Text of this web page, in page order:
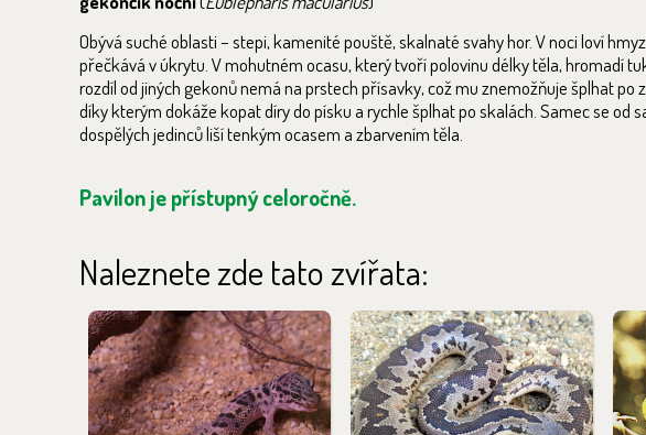
Obývá suché oblasti – stepi, kamenité pouště, skalnaté svahy hor. V noci loví
přečkává v úkrytu. V mohutném ocasu, který tvoří polovinu délky těla, hromadí
rozdíl od jiných gekonů nemá na prstech přísavky, což mu znemožňuje šplhat
díky kterým dokáže kopat díry do písku a rychle šplhat po skalách. Samec se od
dospělých jedinců liší tenkým ocasem a zbarvením těla.
Pavilon je přístupný celoročně.
Naleznete zde tato zvířata: